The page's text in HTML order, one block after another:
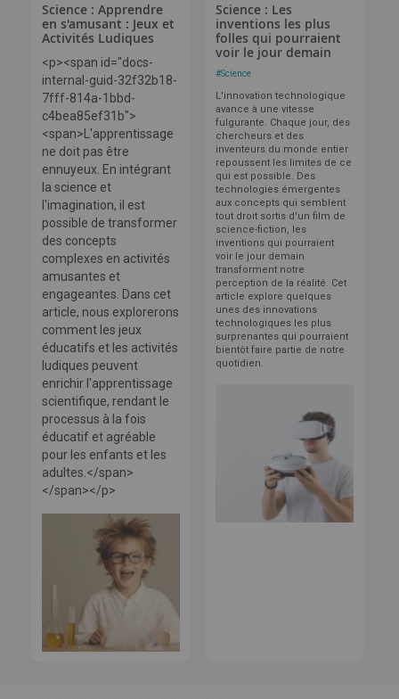
Science : Apprendre
en s'amusant : Jeux et
Activités Ludiques
<p><span id="docs-
internal-guid-32f32b18-
7fff-814a-1bbd-
c4bea85ef31b">
<span>L'apprentissage
ne doit pas être
ennuyeux. En intégrant
la science et
l'imagination, il est
possible de transformer
des concepts
complexes en activités
amusantes et
engageantes. Dans cet
article, nous explorerons
comment les jeux
éducatifs et les activités
ludiques peuvent
enrichir l'apprentissage
scientifique, rendant le
processus à la fois
éducatif et agréable
pour les enfants et les
adultes.</span>
</span></p>
Science : Les
inventions les plus
folles qui pourraient
voir le jour demain
#Science
L'innovation technologique
avance à une vitesse
fulgurante. Chaque jour, des
chercheurs et des
inventeurs du monde entier
repoussent les limites de ce
qui est possible. Des
technologies émergentes
aux concepts qui semblent
tout droit sortis d'un film de
science-fiction, les
inventions qui pourraient
voir le jour demain
transforment notre
perception de la réalité. Cet
article explore quelques
unes des innovations
technologiques les plus
surprenantes qui pourraient
bientôt faire partie de notre
quotidien.